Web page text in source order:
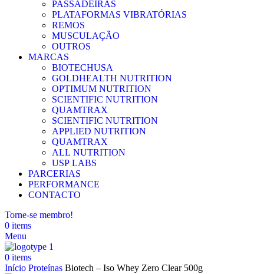
PASSADEIRAS
PLATAFORMAS VIBRATÓRIAS
REMOS
MUSCULAÇÃO
OUTROS
MARCAS
BIOTECHUSA
GOLDHEALTH NUTRITION
OPTIMUM NUTRITION
SCIENTIFIC NUTRITION
QUAMTRAX
SCIENTIFIC NUTRITION
APPLIED NUTRITION
QUAMTRAX
ALL NUTRITION
USP LABS
PARCERIAS
PERFORMANCE
CONTACTO
Torne-se membro!
0 items
Menu
0 items
Início Proteínas Biotech – Iso Whey Zero Clear 500g